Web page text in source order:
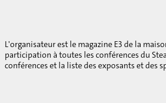
L'organisateur est le magazine E3 de la
participation à toutes les conférences du
conférences et la liste des exposants et des